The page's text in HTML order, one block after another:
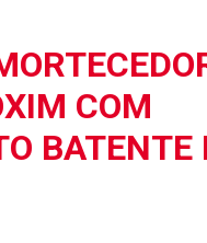
COM
BATENTE